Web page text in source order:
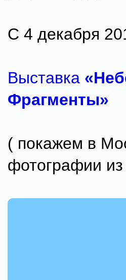
С 4 декабря
Выставка
Фрагменты»
( покажем в
фотографии